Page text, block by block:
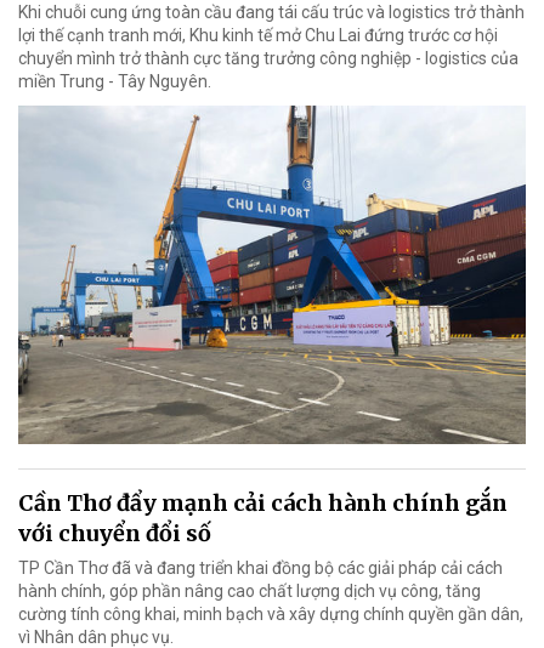
Khi chuỗi cung ứng toàn cầu đang tái cấu trúc và logistics trở thành
lợi thế cạnh tranh mới, Khu kinh tế mở Chu Lai đứng trước cơ hội
chuyển mình trở thành cực tăng trưởng công nghiệp - logistics của
miền Trung - Tây Nguyên.
Cần Thơ đẩy mạnh cải cách hành chính gắn
với chuyển đổi số
TP Cần Thơ đã và đang triển khai đồng bộ các giải pháp cải cách
hành chính, góp phần nâng cao chất lượng dịch vụ công, tăng
cường tính công khai, minh bạch và xây dựng chính quyền gần dân,
vì Nhân dân phục vụ.